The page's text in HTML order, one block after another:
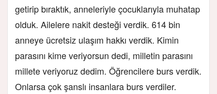
getirip bıraktık, anneleriyle çocuklarıyla muhatap
olduk. Ailelere nakit desteği verdik. 614 bin
anneye ücretsiz ulaşım hakkı verdik. Kimin
parasını kime veriyorsun dedi, milletin parasını
millete veriyoruz dedim. Öğrencilere burs verdik.
Onlarsa çok şanslı insanlara burs verdiler.